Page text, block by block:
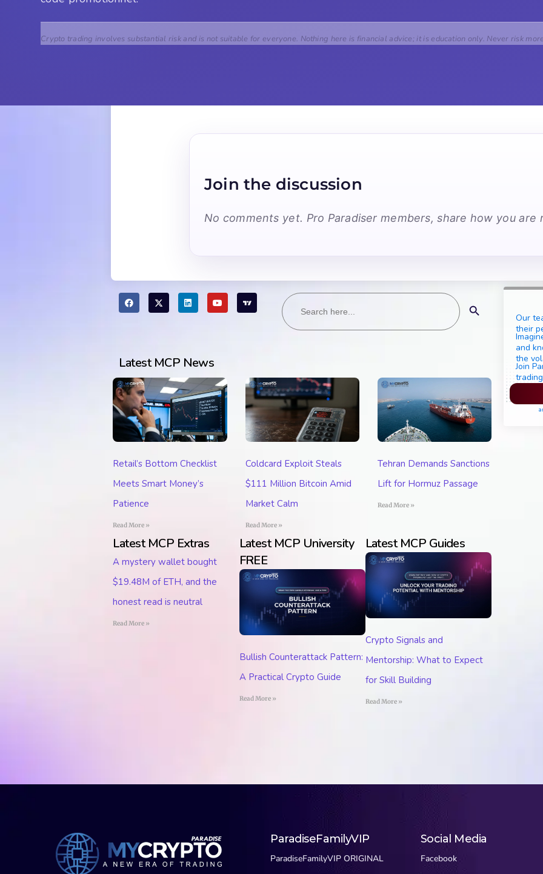
Crypto trading involves substantial risk and is not suitable for everyone. Nothing here is financial advice; it is education only. Never risk
Join the discussion
No comments yet. Pro Paradiser members, share how you are
Search
for:
Latest MCP News
Retail’s Bottom Checklist
Meets Smart Money’s
Patience
Read More »
Coldcard Exploit Steals
$111 Million Bitcoin Amid
Market Calm
Read More »
Tehran Demands Sanctions
Lift for Hormuz Passage
Read More »
Latest MCP Extras
A mystery wallet bought
$19.48M of ETH, and the
honest read is neutral
Read More »
Latest MCP University
FREE
Bullish Counterattack Pattern:
A Practical Crypto Guide
Read More »
Latest MCP Guides
Crypto Signals and
Mentorship: What to Expect
for Skill Building
Read More »
Our
their
and
the
Join
ParadiseFamilyVIP
ParadiseFamilyVIP ORIGINAL
Social Media
Facebook